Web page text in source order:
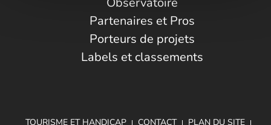
Partenaires et Pros
Porteurs de projets
Labels et classements
TOURISME ET HANDICAP CONTACT PLAN DU SITE